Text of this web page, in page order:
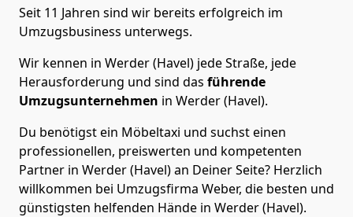
Seit 11 Jahren sind wir bereits erfolgreich im
Umzugsbusiness unterwegs.
Wir kennen in Werder (Havel) jede Straße, jede
Herausforderung und sind das führende
Umzugsunternehmen in Werder (Havel).
Du benötigst ein Möbeltaxi und suchst einen
professionellen, preiswerten und kompetenten
Partner in Werder (Havel) an Deiner Seite? Herzlich
willkommen bei Umzugsfirma Weber, die besten und
günstigsten helfenden Hände in Werder (Havel).